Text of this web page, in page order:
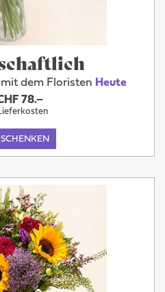
dem Floristen Heute
78.–